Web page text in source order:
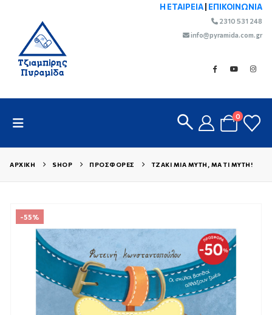
Η ΕΤΑΙΡΕΙΑ ΕΠΙΚΟΙΝΩΝΙΑ
2310 531 248
info@pyramida.com.gr
0
ΑΡΧΙΚΉ SHOP ΠΡΟΣΦΟΡΈΣ ΤΖΆΚΙ ΜΙΑ ΜΎΤΗ, ΜΑ ΤΙ ΜΎΤΗ!
-55%